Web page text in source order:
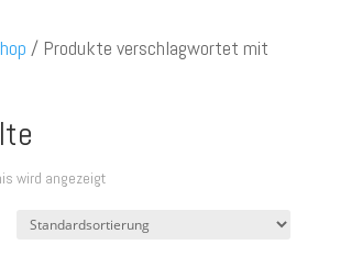
/ Produkte verschlagwortet mit
wird angezeigt